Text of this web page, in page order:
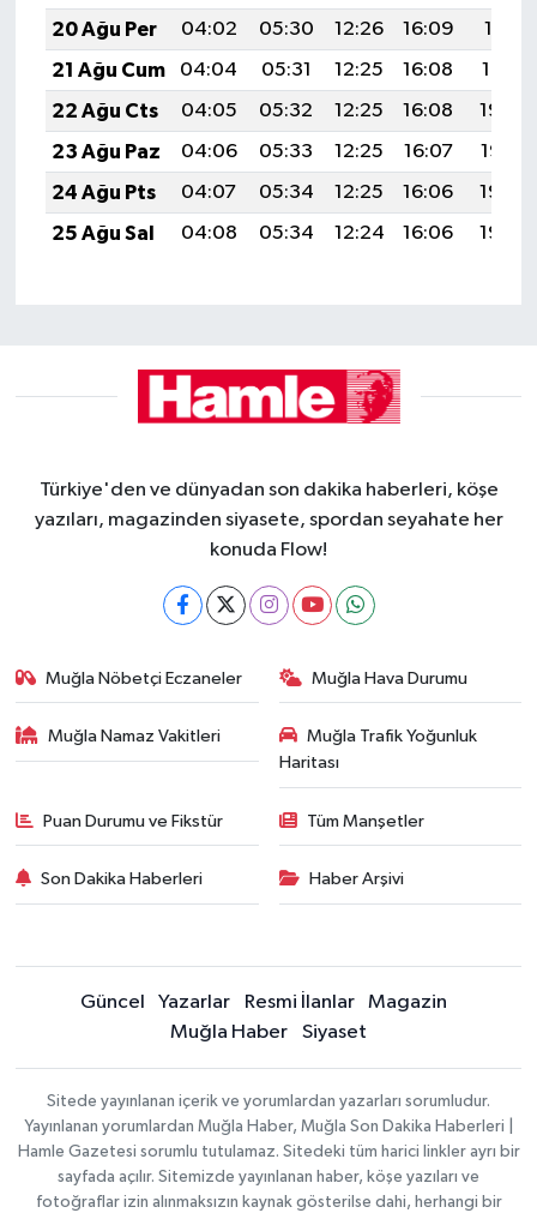
20 Ağu Per
04:02 05:30 12:26 16:09
19:11
21 Ağu Cum
04:04 05:31 12:25 16:08
19:10
22 Ağu Cts
04:05 05:32 12:25 16:08
19:08
23 Ağu Paz
04:06 05:33 12:25 16:07
19:07
24 Ağu Pts
04:07 05:34 12:25 16:06
19:06
25 Ağu Sal
04:08 05:34 12:24 16:06 19:04
Türkiye'den ve dünyadan son dakika haberleri, köşe
yazıları, magazinden siyasete, spordan seyahate her
konuda Flow!
Muğla Nöbetçi Eczaneler Muğla Hava Durumu
Muğla Namaz Vakitleri
Muğla Trafik Yoğunluk
Haritası
Puan Durumu ve Fikstür Tüm Manşetler
Son Dakika Haberleri Haber Arşivi
Güncel Yazarlar Resmi İlanlar
Magazin
Muğla Haber
Siyaset
Sitede yayınlanan içerik ve yorumlardan yazarları sorumludur.
Yayınlanan yorumlardan Muğla Haber, Muğla Son Dakika Haberleri |
Hamle Gazetesi sorumlu tutulamaz. Sitedeki tüm harici linkler ayrı bir
sayfada açılır. Sitemizde yayınlanan haber, köşe yazıları ve
fotoğraflar izin alınmaksızın kaynak gösterilse dahi, herhangi bir